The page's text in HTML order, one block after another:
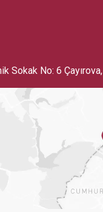
Sokak No: 6 Çayırova,